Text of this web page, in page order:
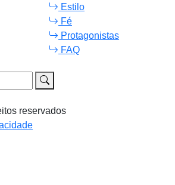
Estilo
Fé
Protagonistas
FAQ
reservados